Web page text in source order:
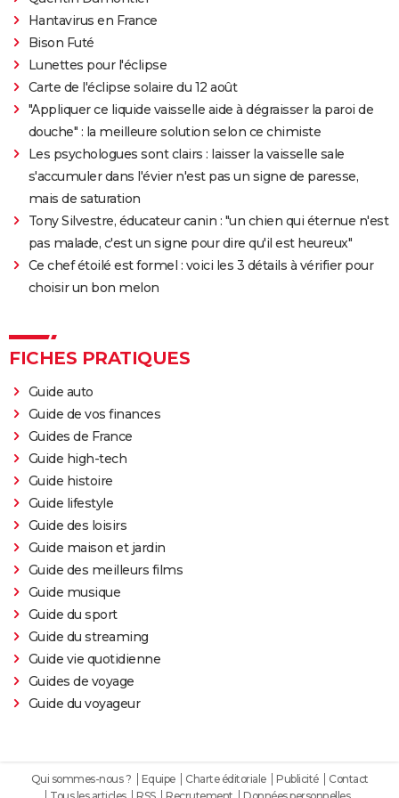
annonce
Legend of Zelda, le film : qui sont Bo Bragason et
Benjamin Evan Ainsworth, les acteurs principaux ?
Hantavirus en France
Bison Futé
Lunettes pour l'éclipse
Carte de l'éclipse solaire du 12 août
"Appliquer ce liquide vaisselle aide à dégraisser la paroi de
douche" : la meilleure solution selon ce chimiste
Les psychologues sont clairs : laisser la vaisselle sale
s'accumuler dans l'évier n'est pas un signe de paresse,
mais de saturation
Tony Silvestre, éducateur canin : "un chien qui éternue n'est
pas malade, c'est un signe pour dire qu'il est heureux"
Ce chef étoilé est formel : voici les 3 détails à vérifier pour
choisir un bon melon
FICHES PRATIQUES
Guide auto
Guide de vos finances
Guides de France
Guide high-tech
Guide histoire
Guide lifestyle
Guide des loisirs
Guide maison et jardin
Guide des meilleurs films
Guide musique
Guide du sport
Guide du streaming
Guide vie quotidienne
Guides de voyage
Guide du voyageur
Qui sommes-nous ? Equipe Charte éditoriale Publicité
Contact